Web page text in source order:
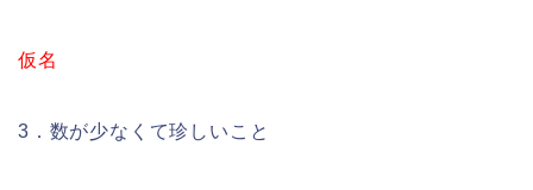
仮名
3．数が少なくて珍しいこと